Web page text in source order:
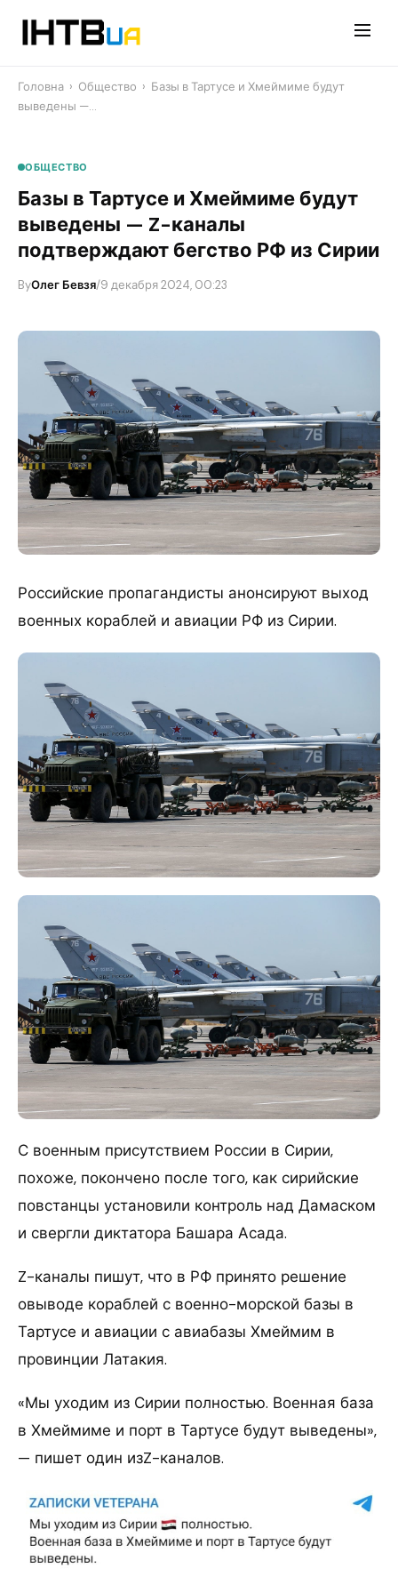
Головна › Общество › Базы в Тартусе и Хмеймиме будут
выведены —…
ОБЩЕСТВО
Базы в Тартусе и Хмеймиме будут
выведены — Z-каналы
подтверждают бегство РФ из Сирии
ByОлег Бевзя/9 декабря 2024, 00:23
Российские пропагандисты анонсируют выход
военных кораблей и авиации РФ из Сирии.
С военным присутствием России в Сирии,
похоже, покончено после того, как сирийские
повстанцы установили контроль над Дамаском
и свергли диктатора Башара Асада.
Z-каналы пишут, что в РФ принято решение
овыводе кораблей с военно-морской базы в
Тартусе и авиации с авиабазы Хмеймим в
провинции Латакия.
«Мы уходим из Сирии полностью. Военная база
в Хмеймиме и порт в Тартусе будут выведены»,
— пишет один изZ-каналов.